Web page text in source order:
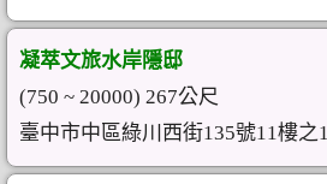
凝萃文旅水岸隱邸
(750 ~ 20000) 267公尺
臺中市中區綠川西街135號11樓之1